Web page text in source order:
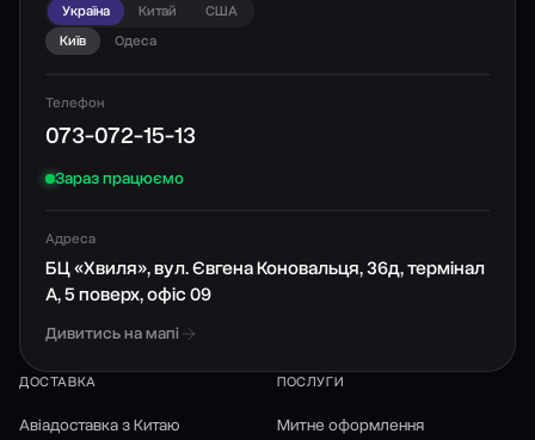
Україна Китай
США
Київ
Одеса
Телефон
073-072-15-13
Зараз працюємо
Адреса
БЦ «Хвиля», вул. Євгена Коновальця, 36д, термінал
А, 5 поверх, офіс 09
Дивитись на мапі
ДОСТАВКА
Авіадоставка з Китаю
ПОСЛУГИ
Митне оформлення